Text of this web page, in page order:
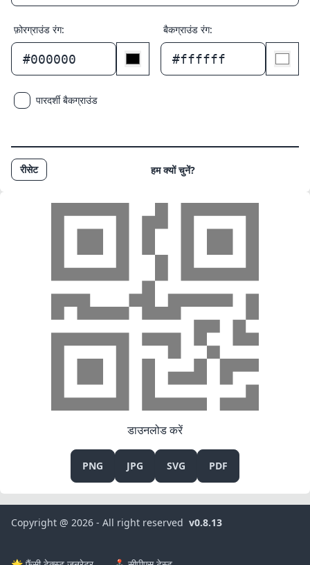
फ़ोरग्राउंड रंग:
#000000
बैकग्राउंड रंग:
#ffffff
पारदर्शी बैकग्राउंड
रीसेट हम क्यों चुनें?
डाउनलोड करें
PNG JPG SVG PDF
Copyright @ 2026 - All right reserved v0.8.13